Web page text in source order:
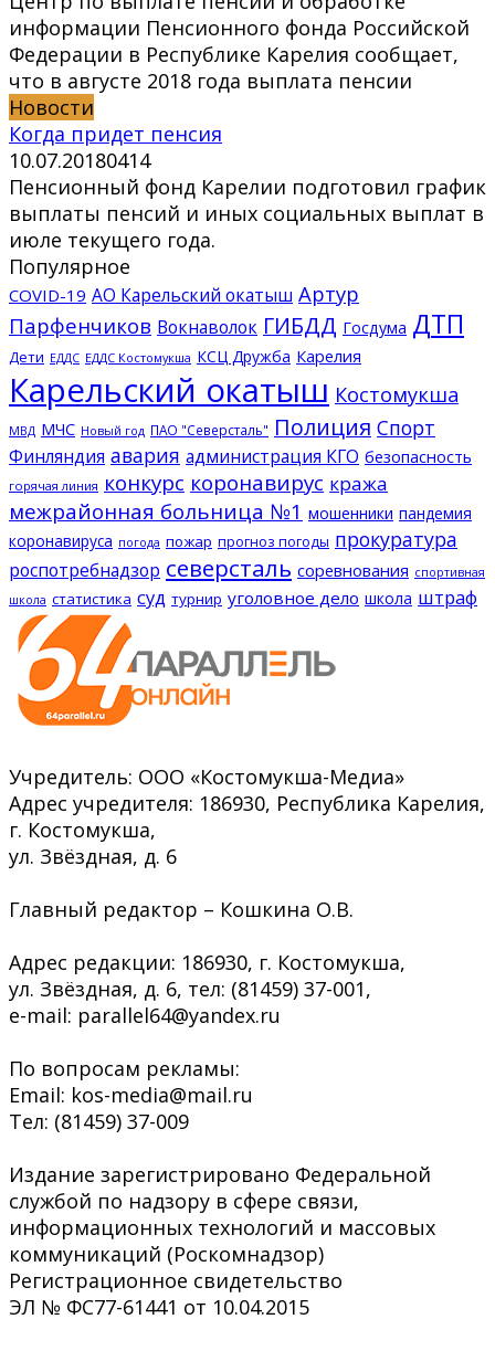
информации Пенсионного фонда Российской
Федерации в Республике Карелия сообщает,
что в августе 2018 года выплата пенсии
Новости
Когда придет пенсия
10.07.20180414
Пенсионный фонд Карелии подготовил график
выплаты пенсий и иных социальных выплат в
июле текущего года.
Популярное
COVID-19 АО Карельский окатыш Артур
Парфенчиков Вокнаволок ГИБДД Госдума ДТП
Дети ЕДДС ЕДДС Костомукша КСЦ Дружба Карелия
Карельский окатыш Костомукша
МВД МЧС Новый год ПАО "Северсталь" Полиция Спорт
Финляндия авария администрация КГО безопасность
горячая линия конкурс коронавирус кража
межрайонная больница №1 мошенники пандемия
коронавируса погода пожар прогноз погоды прокуратура
роспотребнадзор северсталь соревнования спортивная
школа статистика суд турнир уголовное дело школа штраф
Учредитель: ООО «Костомукша-Медиа»
Адрес учредителя: 186930, Республика Карелия,
г. Костомукша,
ул. Звёздная, д. 6
Главный редактор – Кошкина О.В.
Адрес редакции: 186930, г. Костомукша,
ул. Звёздная, д. 6, тел: (81459) 37-001,
e-mail: parallel64@yandex.ru
По вопросам рекламы:
Email: kos-media@mail.ru
Тел: (81459) 37-009
Издание зарегистрировано Федеральной
службой по надзору в сфере связи,
информационных технологий и массовых
коммуникаций (Роскомнадзор)
Регистрационное свидетельство
ЭЛ № ФС77-61441 от 10.04.2015